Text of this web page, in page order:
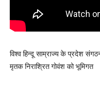
विश्व हिन्दू साम्राज्य के प्रदेश
मृतक निराश्रित गोवंश को भूमिगत